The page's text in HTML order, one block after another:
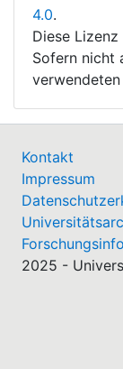
4.0.
Diese
Sofern nicht
Kontakt
Impressum
2025 -